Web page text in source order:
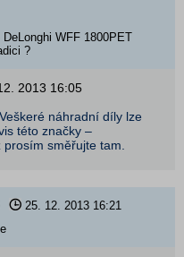
WFF 1800PET
?
2013 16:05
náhradní díly lze
této značky –
prosím směřujte tam.
25. 12. 2013 16:21